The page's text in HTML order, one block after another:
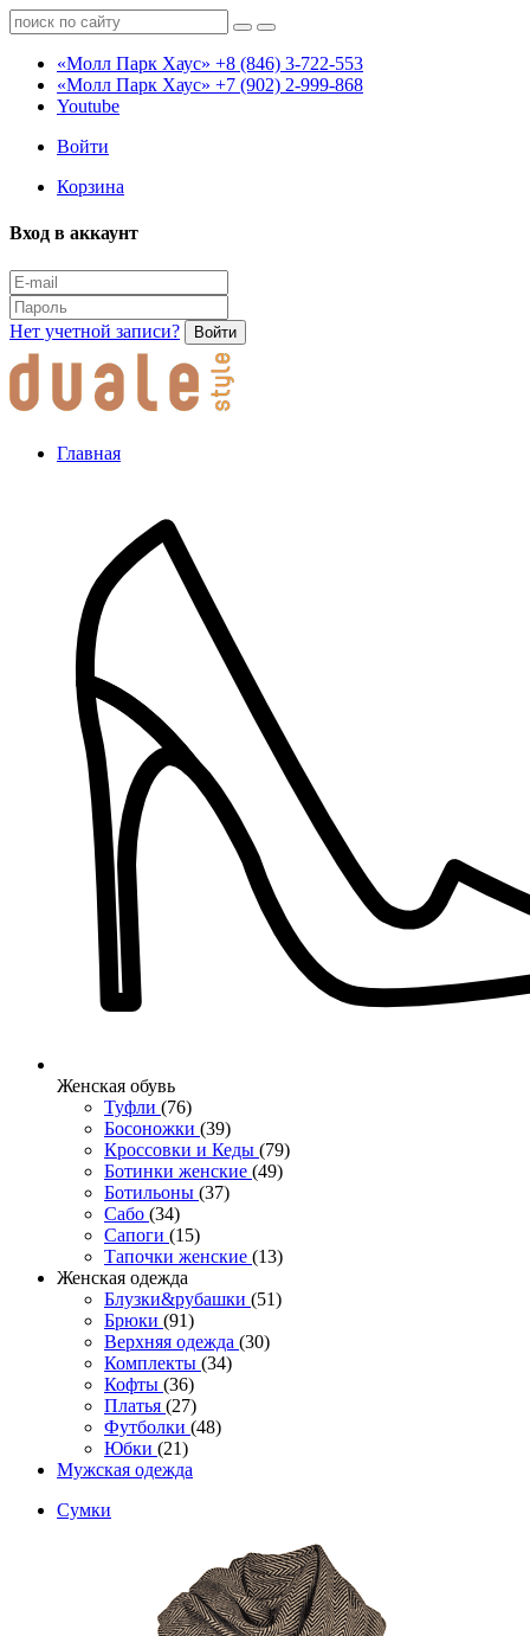
«Молл Парк Хаус» +8 (846) 3-722-553
«Молл Парк Хаус» +7 (902) 2-999-868
Youtube
Войти
Корзина
Вход в аккаунт
Нет учетной записи? Войти
Главная
Женcкая обувь
Туфли (76)
Босоножки (39)
Кроссовки и Кеды (79)
Ботинки женские (49)
Ботильоны (37)
Сабо (34)
Сапоги (15)
Тапочки женские (13)
Женская одежда
Блузки&рубашки (51)
Брюки (91)
Верхняя одежда (30)
Комплекты (34)
Кофты (36)
Платья (27)
Футболки (48)
Юбки (21)
Мужская одежда
Сумки